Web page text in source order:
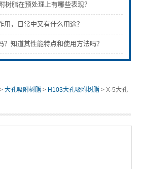
树脂在预处理上有哪些表现？
用，日常中又有什么用途？
？知道其性能特点和使用方法吗？
>大孔吸附树脂 > H103大孔吸附树脂 > X-5大孔